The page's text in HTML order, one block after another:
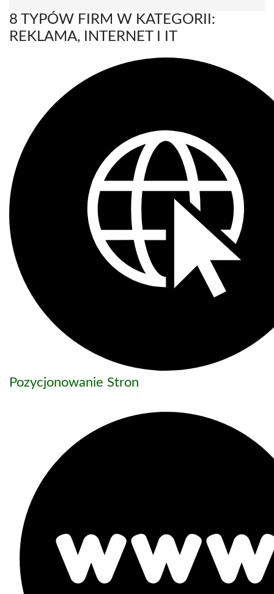
8 TYPÓW FIRM W KATEGORII:
REKLAMA, INTERNET I IT
Pozycjonowanie Stron